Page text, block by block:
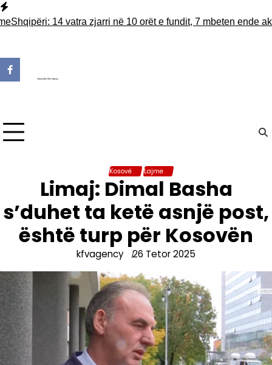
Skip
to
14 vatra zjarri në 10 orët e fundit, 7 mbeten ende aktive
Kosovë Lajme
Limaj: Dimal Basha
s’duhet ta ketë asnjë post,
është turp për Kosovën
kfvagency 26 Tetor 2025